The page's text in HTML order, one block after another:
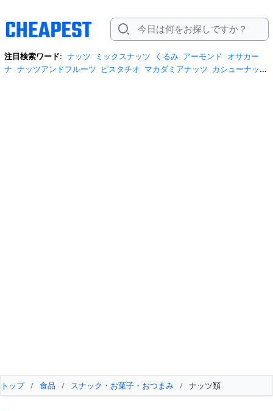
注目検索ワード: ナッツ ミックスナッツ くるみ アーモンド オサカー
ナ ナッツアンドフルーツ ピスタチオ マカダミアナッツ カシューナッ
トップ / 食品 / スナック・お菓子・おつまみ / ナッツ類